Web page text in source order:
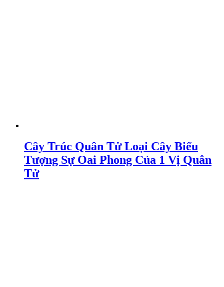
Cây Trúc Quân Tử Loại Cây Biểu
Tượng Sự Oai Phong Của 1 Vị Quân
Tử